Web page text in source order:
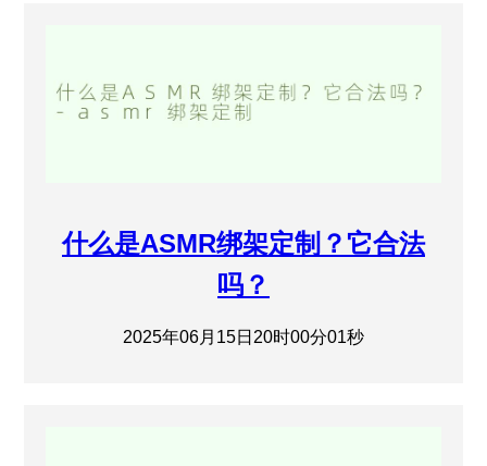
什么是ASMR绑架定制？它合法
吗？
2025年06月15日20时00分01秒